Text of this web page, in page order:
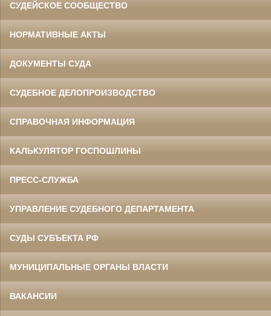
СУДЕЙСКОЕ СООБЩЕСТВО
НОРМАТИВНЫЕ АКТЫ
ДОКУМЕНТЫ СУДА
СУДЕБНОЕ ДЕЛОПРОИЗВОДСТВО
СПРАВОЧНАЯ ИНФОРМАЦИЯ
КАЛЬКУЛЯТОР ГОСПОШЛИНЫ
ПРЕСС-СЛУЖБА
УПРАВЛЕНИЕ СУДЕБНОГО ДЕПАРТАМЕНТА
СУДЫ СУБЪЕКТА РФ
МУНИЦИПАЛЬНЫЕ ОРГАНЫ ВЛАСТИ
ВАКАНСИИ